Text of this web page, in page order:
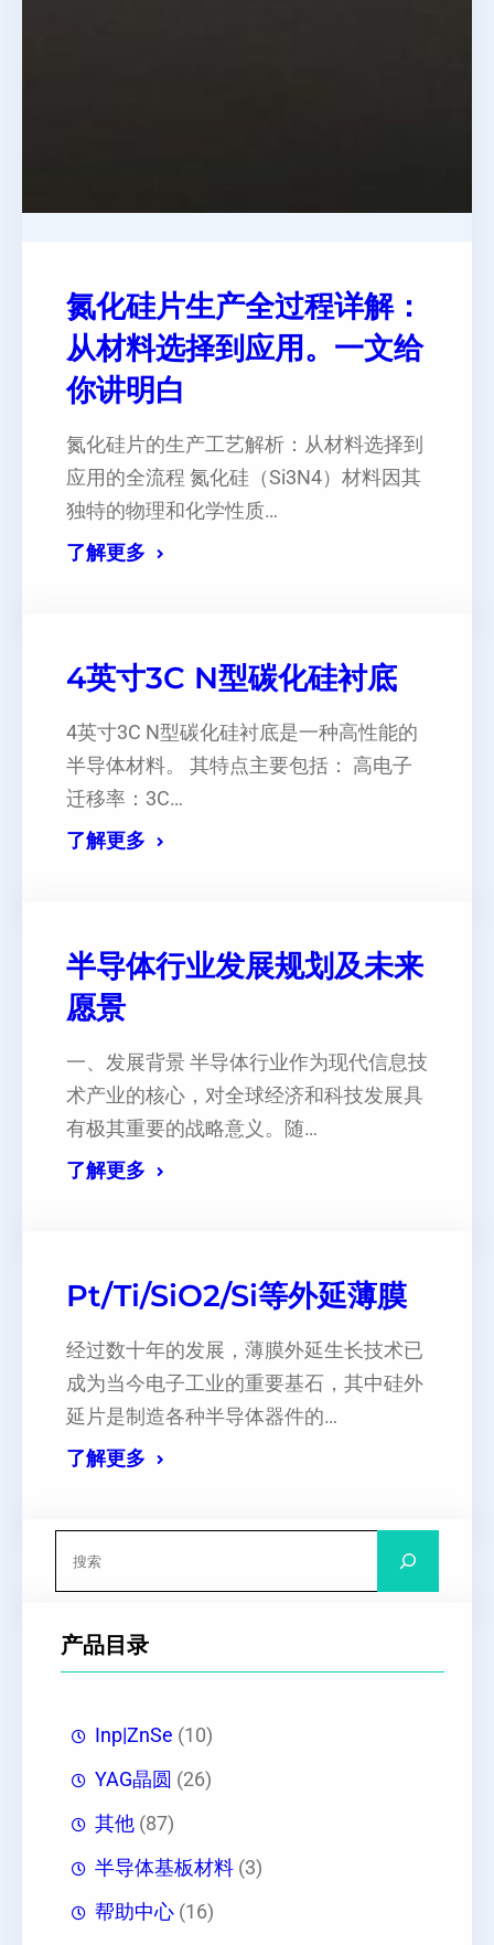
氮化硅片生产全过程详解：
从材料选择到应用。一文给
你讲明白
氮化硅片的生产工艺解析：从材料选择到
应用的全流程 氮化硅（Si3N4）材料因其
独特的物理和化学性质…
了解更多
4英寸3C N型碳化硅衬底
‌4英寸3C N型碳化硅衬底是一种高性能的
半导体材料‌。 其特点主要包括： ‌高电子
迁移率‌：3C…
了解更多
半导体行业发展规划及未来
愿景
一、发展背景 半导体行业作为现代信息技
术产业的核心，对全球经济和科技发展具
有极其重要的战略意义。随…
了解更多
Pt/Ti/SiO2/Si等外延薄膜
经过数十年的发展，薄膜外延生长技术已
成为当今电子工业的重要基石，其中硅外
延片是制造各种半导体器件的…
了解更多
产品目录
Inp|ZnSe (10)
YAG晶圆 (26)
其他 (87)
半导体基板材料 (3)
帮助中心 (16)